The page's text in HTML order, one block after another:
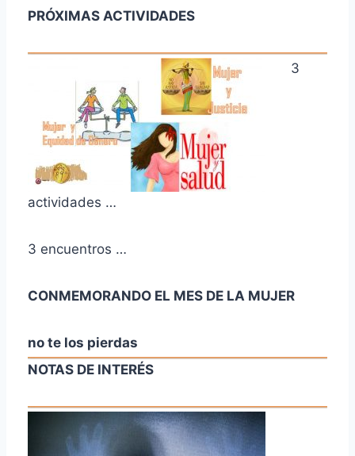
PRÓXIMAS ACTIVIDADES
3
actividades …
3 encuentros …
CONMEMORANDO EL MES DE LA MUJER
no te los pierdas
NOTAS DE INTERÉS